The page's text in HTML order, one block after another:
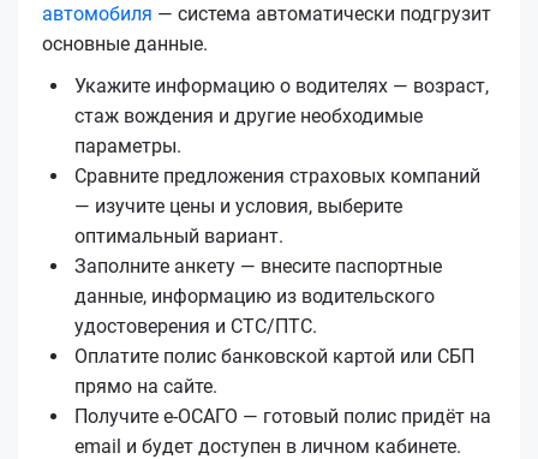
автомобиля — система автоматически подгрузит
основные данные.
Укажите информацию о водителях — возраст,
стаж вождения и другие необходимые
параметры.
Сравните предложения страховых компаний
— изучите цены и условия, выберите
оптимальный вариант.
Заполните анкету — внесите паспортные
данные, информацию из водительского
удостоверения и СТС/ПТС.
Оплатите полис банковской картой или СБП
прямо на сайте.
Получите е‑ОСАГО — готовый полис придёт на
email и будет доступен в личном кабинете.